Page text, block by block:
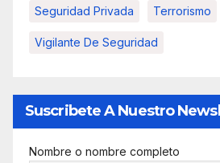
Seguridad Privada Terrorismo
Vigilante De Seguridad
Suscribete A Nuestro
Nombre o nombre completo